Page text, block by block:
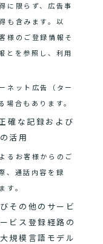
に限らず、広告事
も含みます。以
様のご登録情報そ
とを参照し、利用
ネット広告（ター
場合もあります。
確な記録および
活用
るお客様からのご
、通話内容を録
す。
その他のサービ
ビス登録経路の
規模言語モデル